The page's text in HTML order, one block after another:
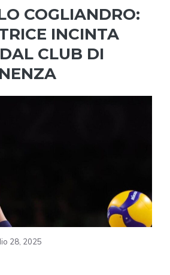
COGLIANDRO:
INCINTA
CLUB DI
28, 2025